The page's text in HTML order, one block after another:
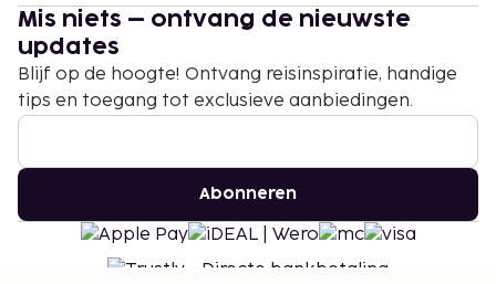
Mis niets – ontvang de nieuwste
updates
Blijf op de hoogte! Ontvang reisinspiratie, handige
tips en toegang tot exclusieve aanbiedingen.
Abonneren